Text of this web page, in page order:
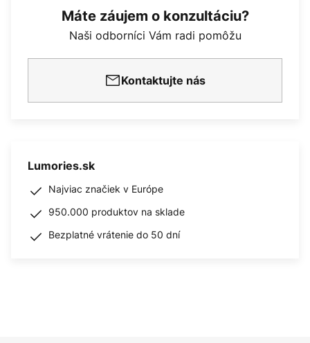
Máte záujem o konzultáciu?
Naši odborníci Vám radi pomôžu
Kontaktujte nás
Lumories.sk
Najviac značiek v Európe
950.000 produktov na sklade
Bezplatné vrátenie do 50 dní